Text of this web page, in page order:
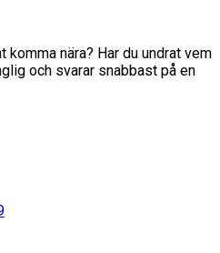
komma nära? Har du undrat vem
och svarar snabbast på en